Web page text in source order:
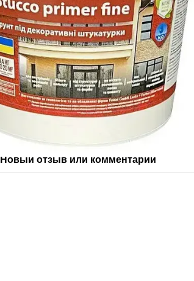
Новый отзыв или комментарий